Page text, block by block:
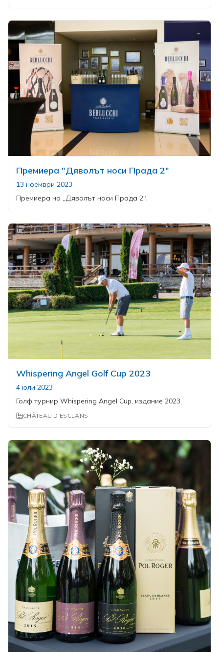
Премиера "Дяволът носи Прада 2"
13 ноември 2023
Премиера на „Дяволът носи Прада 2".
Whispering Angel Golf Cup 2023
4 юли 2023
Голф турнир Whispering Angel Cup, издание 2023.
CHÂTEAU D'ESCLANS